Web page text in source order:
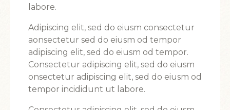
labore.
Adipiscing elit, sed do eiusm consectetur
aonsectetur sed do eiusm od tempor
adipiscing elit, sed do eiusm od tempor.
Consectetur adipiscing elit, sed do eiusm
onsectetur adipiscing elit, sed do eiusm od
tempor incididunt ut labore.